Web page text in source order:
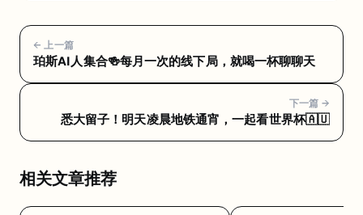
← 上一篇
珀斯AI人集合🍻每月一次的线下局，就喝一杯聊聊天
下一篇 →
悉大留子！明天凌晨地铁通宵，一起看世界杯🇦🇺
相关文章推荐